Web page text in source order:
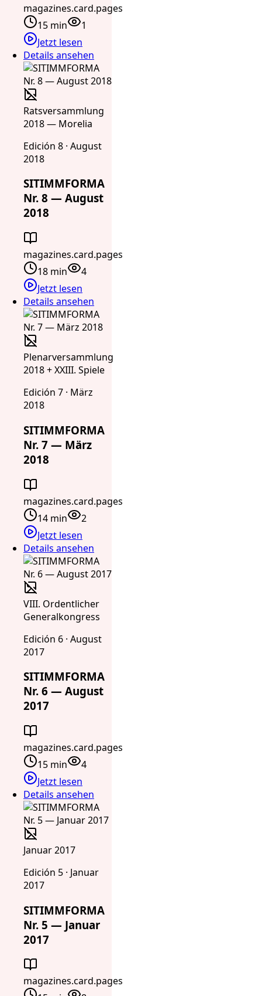
magazines.card.pages
15 min
1
Jetzt lesen
Details ansehen
Ratsversammlung
2018 — Morelia
Edición 8 · August
2018
SITIMMFORMA
Nr. 8 — August
2018
magazines.card.pages
18 min
4
Jetzt lesen
Details ansehen
Plenarversammlung
2018 + XXIII. Spiele
Edición 7 · März
2018
SITIMMFORMA
Nr. 7 — März
2018
magazines.card.pages
14 min
2
Jetzt lesen
Details ansehen
VIII. Ordentlicher
Generalkongress
Edición 6 · August
2017
SITIMMFORMA
Nr. 6 — August
2017
magazines.card.pages
15 min
4
Jetzt lesen
Details ansehen
Januar 2017
Edición 5 · Januar
2017
SITIMMFORMA
Nr. 5 — Januar
2017
magazines.card.pages